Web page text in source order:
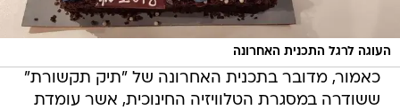
העוגה לרגל התכנית האחרונה
כאמור, מדובר בתכנית האחרונה של "תיק תקשורת"
ששודרה במסגרת הטלוויזיה החינוכית, אשר עומדת